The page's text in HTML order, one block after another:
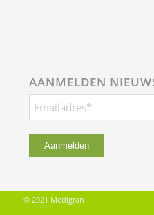
AANMELDEN
© 2021 Medigran